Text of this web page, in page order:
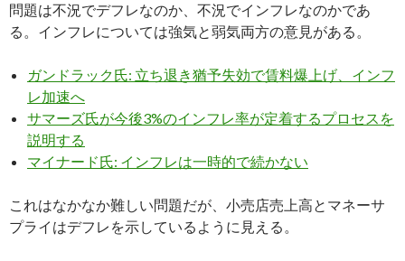
問題は不況でデフレなのか、不況でインフレなのかであ
る。インフレについては強気と弱気両方の意見がある。
ガンドラック氏: 立ち退き猶予失効で賃料爆上げ、インフ
レ加速へ
サマーズ氏が今後3%のインフレ率が定着するプロセスを
説明する
マイナード氏: インフレは一時的で続かない
これはなかなか難しい問題だが、小売店売上高とマネーサ
プライはデフレを示しているように見える。